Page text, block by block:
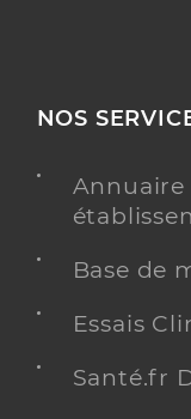
NOS
Annuaire
Base de
Essais
Santé.fr